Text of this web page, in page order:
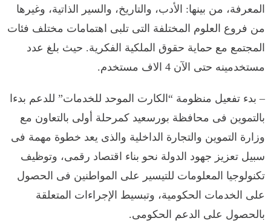
المعرفة، من بينها: الأدب، والتاريخ، والسير الذاتية، وغيرها
من فروع العلوم المختلفة التى تلبى اهتمامات مختلف فئات
المجتمع مع حماية حقوق الملكية الفكرية. حيث بلغ عدد
مستخدمينه حتى الآن 4 الاف مستخدم.
– بدء تفعيل منظومة “الكارت الموحد للخدمات” للدعم بدءا
بالتموين فى محافظة بورسعيد كمرحلة أولى بالتعاون مع
وزارة التموين والتجارة الداخلية والذى يعد خطوة مهمة فى
سبيل تعزيز جهود الدولة نحو بناء اقتصاد رقمى، وتوظيف
تكنولوجيا المعلومات للتيسير على المواطنين فى الحصول
على الخدمات الحكومية، وتبسيط الإجراءات المتعلقة
بالحصول على الدعم الحكومى.